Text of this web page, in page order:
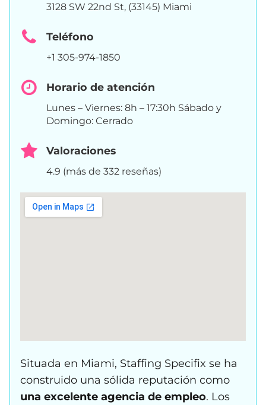
3128 SW 22nd St, (33145) Miami
Teléfono
+1 305-974-1850
Horario de atención
Lunes – Viernes: 8h – 17:30h Sábado y
Domingo: Cerrado
Valoraciones
4.9 (más de 332 reseñas)
Situada en Miami, Staffing Specifix se ha
construido una sólida reputación como
una excelente agencia de empleo. Los